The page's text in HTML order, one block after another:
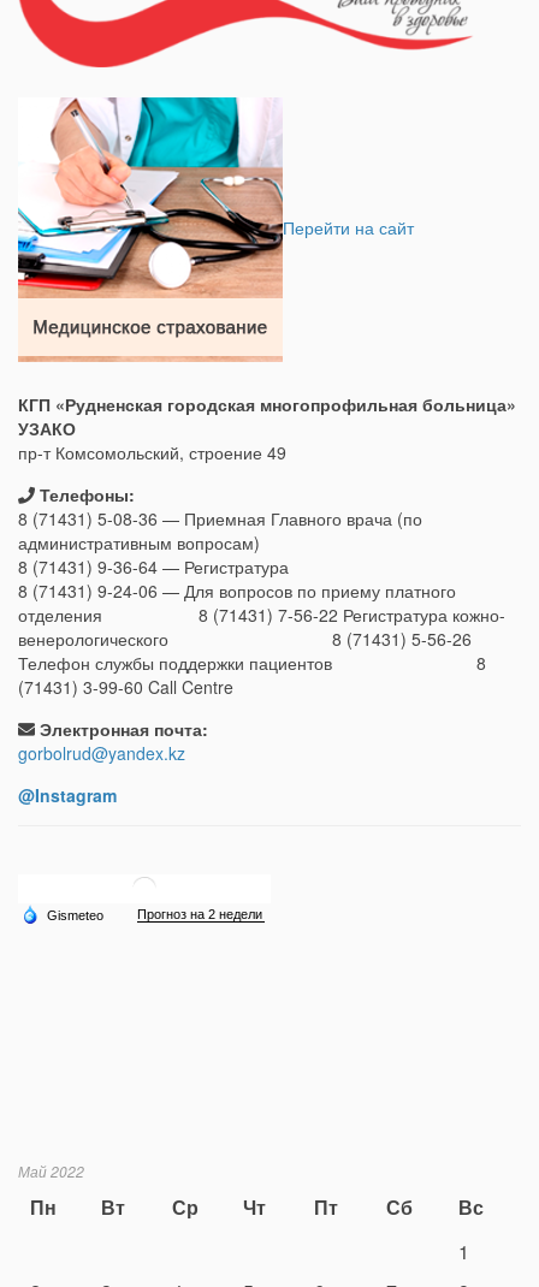
Перейти на сайт
КГП «Рудненская городская многопрофильная больница»
УЗАКО
пр-т Комсомольский, строение 49
Телефоны:
8 (71431) 5-08-36 — Приемная Главного врача (по
административным вопросам)
8 (71431) 9-36-64 — Регистратура
8 (71431) 9-24-06 — Для вопросов по приему платного
отделения 8 (71431) 7-56-22 Регистратура кожно-
венерологического 8 (71431) 5-56-26
Телефон службы поддержки пациентов 8
(71431) 3-99-60 Call Centre
Электронная почта:
gorbolrud@yandex.kz
@Instagram
Май 2022
Пн Вт Ср Чт Пт Сб
Вс
1